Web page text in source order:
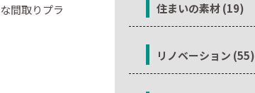
間取りプラ
住まいの素材 (19)
リノベーション (55)